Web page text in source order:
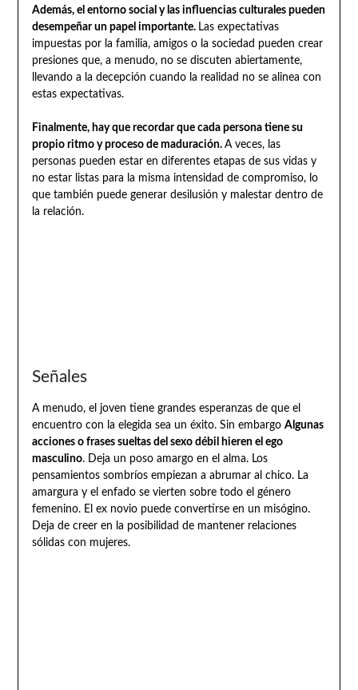
Además, el entorno social y las influencias culturales pueden
desempeñar un papel importante. Las expectativas
impuestas por la familia, amigos o la sociedad pueden crear
presiones que, a menudo, no se discuten abiertamente,
llevando a la decepción cuando la realidad no se alinea con
estas expectativas.
Finalmente, hay que recordar que cada persona tiene su
propio ritmo y proceso de maduración. A veces, las
personas pueden estar en diferentes etapas de sus vidas y
no estar listas para la misma intensidad de compromiso, lo
que también puede generar desilusión y malestar dentro de
la relación.
Señales
A menudo, el joven tiene grandes esperanzas de que el
encuentro con la elegida sea un éxito. Sin embargo Algunas
acciones o frases sueltas del sexo débil hieren el ego
masculino. Deja un poso amargo en el alma. Los
pensamientos sombríos empiezan a abrumar al chico. La
amargura y el enfado se vierten sobre todo el género
femenino. El ex novio puede convertirse en un misógino.
Deja de creer en la posibilidad de mantener relaciones
sólidas con mujeres.